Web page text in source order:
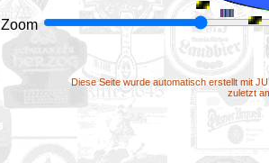
Zoom
Diese Seite wurde automatisch erstellt mit
zuletzt